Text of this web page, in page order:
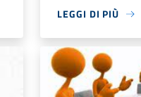
LEGGI DI PIÙ